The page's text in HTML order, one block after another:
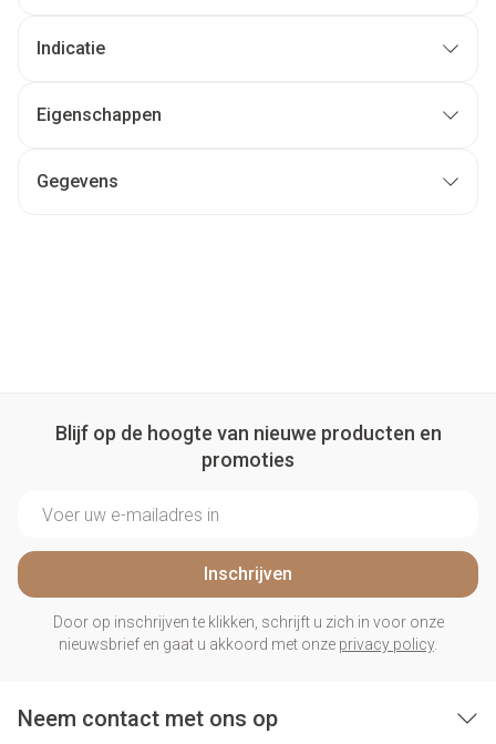
Indicatie
Eigenschappen
Gegevens
Blijf op de hoogte van nieuwe producten en
promoties
Inschrijven
Door op inschrijven te klikken, schrijft u zich in voor onze
nieuwsbrief en gaat u akkoord met onze privacy policy.
Neem contact met ons op